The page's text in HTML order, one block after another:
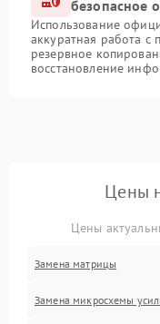
безопасное
Использование
аккуратная работа с
резервное
восстановление
Цены
Цены
Замена матрицы
Замена микросхемы